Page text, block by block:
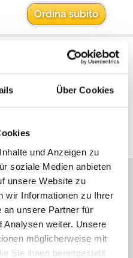
Über Cookies
und Anzeigen zu
soziale Medien anbieten
unsere Website zu
wir Informationen zu Ihrer
an unsere Partner für
Analysen weiter. Unsere
möglicherweise mit
Sie ihnen bereitgestellt
Ordina subito
non siamo
via email o via social
il prima possibile